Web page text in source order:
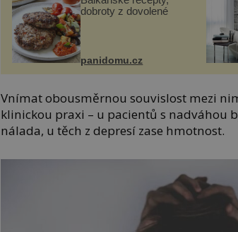
dobroty z dovolené
panidomu.cz
Vnímat obousměrnou souvislost mezi
klinickou praxi – u pacientů s nadváhou
nálada, u těch z depresí zase hmotnost.